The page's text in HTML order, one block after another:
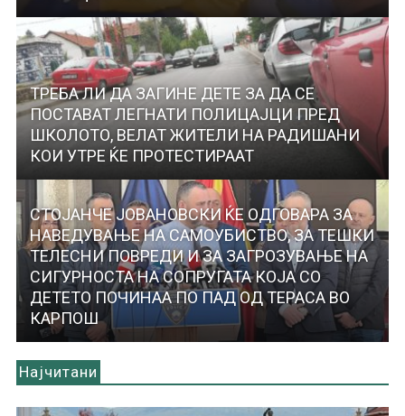
ТРЕБА ЛИ ДА ЗАГИНЕ ДЕТЕ ЗА ДА СЕ
ПОСТАВАТ ЛЕГНАТИ ПОЛИЦАЈЦИ ПРЕД
ШКОЛОТО, ВЕЛАТ ЖИТЕЛИ НА РАДИШАНИ
КОИ УТРЕ ЌЕ ПРОТЕСТИРААТ
СТОЈАНЧЕ ЈОВАНОВСКИ ЌЕ ОДГОВАРА ЗА
НАВЕДУВАЊЕ НА САМОУБИСТВО, ЗА ТЕШКИ
ТЕЛЕСНИ ПОВРЕДИ И ЗА ЗАГРОЗУВАЊЕ НА
СИГУРНОСТА НА СОПРУГАТА КОЈА СО
ДЕТЕТО ПОЧИНАА ПО ПАД ОД ТЕРАСА ВО
КАРПОШ
Најчитани